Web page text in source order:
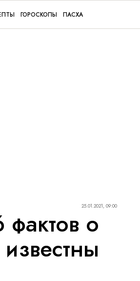
ГОРОСКОПЫ ПАСХА
25.01.2021, 09:00
о